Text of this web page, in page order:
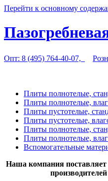
Перейти к основному
Опт: 8 (495) 764-40-07,
Плиты полнотелые,
Плиты полнотелые,
Плиты пустотелые,
Плиты пустотелые,
Плиты полнотелые,
Плиты полнотелые,
Вспомогательные
Наша компания